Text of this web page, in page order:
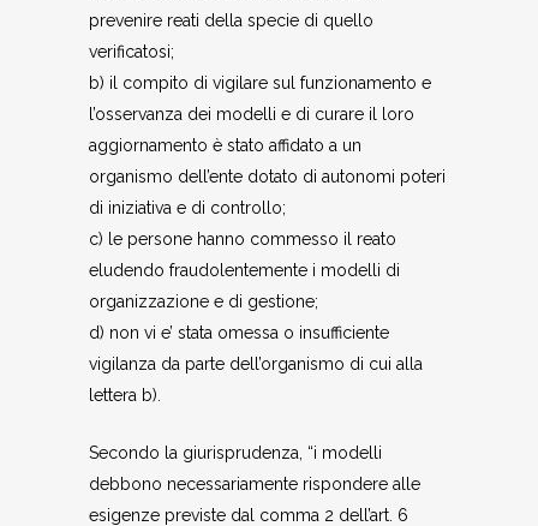
prevenire reati della specie di quello
verificatosi;
b) il compito di vigilare sul funzionamento e
l’osservanza dei modelli e di curare il loro
aggiornamento è stato affidato a un
organismo dell’ente dotato di autonomi poteri
di iniziativa e di controllo;
c) le persone hanno commesso il reato
eludendo fraudolentemente i modelli di
organizzazione e di gestione;
d) non vi e’ stata omessa o insufficiente
vigilanza da parte dell’organismo di cui alla
lettera b).
Secondo la giurisprudenza, “i modelli
debbono necessariamente rispondere alle
esigenze previste dal comma 2 dell’art. 6